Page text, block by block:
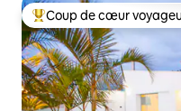
Coups de cœur
Coup de cœur